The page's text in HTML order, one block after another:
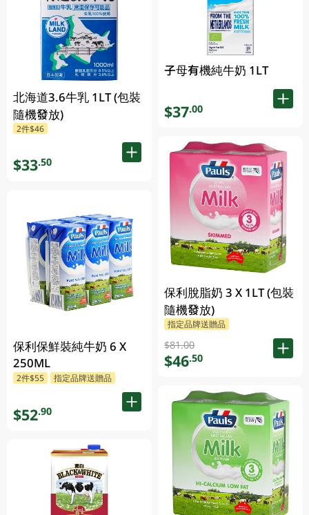
北海道3.6牛乳 1LT (包裝
隨機發放)
2件$46
$33.50
保利保鮮裝純牛奶 6 X
250ML
2件$55 指定品牌送贈品
$52.90
子母有機純牛奶 1LT
$37.00
保利脫脂奶 3 X 1LT (包裝
隨機發放)
指定品牌送贈品
$81.00
$46.50